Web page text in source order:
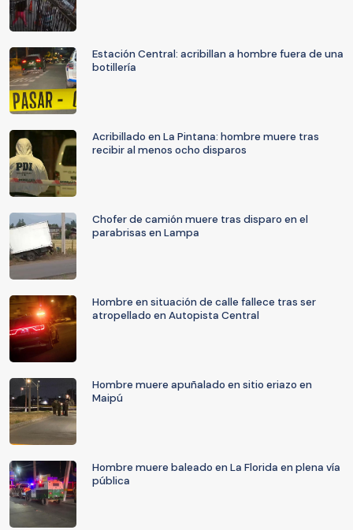
Estación Central: acribillan a hombre fuera de una
botillería
Acribillado en La Pintana: hombre muere tras
recibir al menos ocho disparos
Chofer de camión muere tras disparo en el
parabrisas en Lampa
Hombre en situación de calle fallece tras ser
atropellado en Autopista Central
Hombre muere apuñalado en sitio eriazo en
Maipú
Hombre muere baleado en La Florida en plena vía
pública